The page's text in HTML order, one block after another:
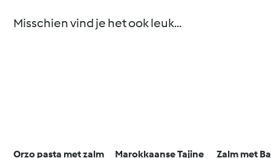
Misschien vind je het ook leuk...
Orzo pasta met zalm Marokkaanse Tajine Zalm met